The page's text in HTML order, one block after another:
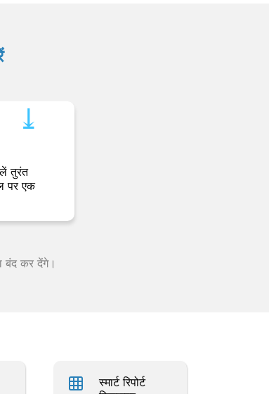
⤓︎
तुरंत
पर एक
बंद कर देंगे।
स्मार्ट रिपोर्ट